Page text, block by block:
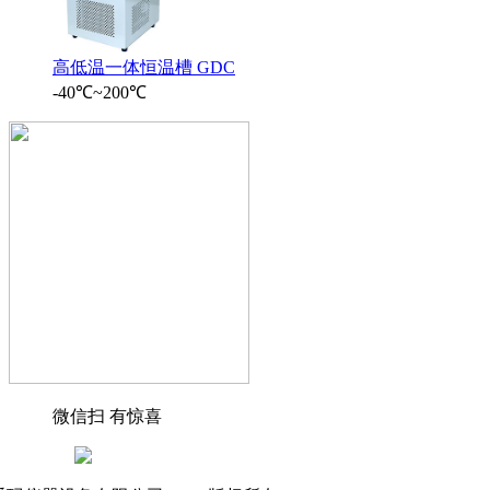
高低温一体恒温槽 GDC
-40℃~200℃
微信扫 有惊喜